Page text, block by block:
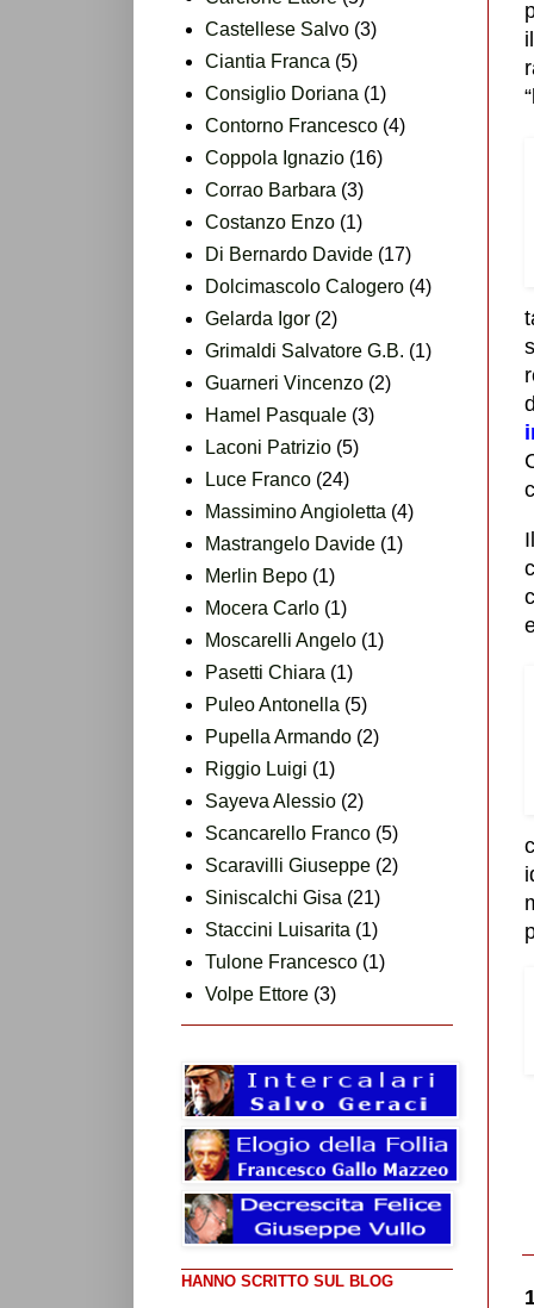
Castellese Salvo (3)
Ciantia Franca (5)
Consiglio Doriana (1)
Contorno Francesco (4)
Coppola Ignazio (16)
Corrao Barbara (3)
Costanzo Enzo (1)
Di Bernardo Davide (17)
Dolcimascolo Calogero (4)
Gelarda Igor (2)
Grimaldi Salvatore G.B. (1)
Guarneri Vincenzo (2)
Hamel Pasquale (3)
Laconi Patrizio (5)
Luce Franco (24)
Massimino Angioletta (4)
Mastrangelo Davide (1)
Merlin Bepo (1)
Mocera Carlo (1)
Moscarelli Angelo (1)
Pasetti Chiara (1)
Puleo Antonella (5)
Pupella Armando (2)
Riggio Luigi (1)
Sayeva Alessio (2)
Scancarello Franco (5)
Scaravilli Giuseppe (2)
Siniscalchi Gisa (21)
Staccini Luisarita (1)
Tulone Francesco (1)
Volpe Ettore (3)
HANNO SCRITTO SUL BLOG